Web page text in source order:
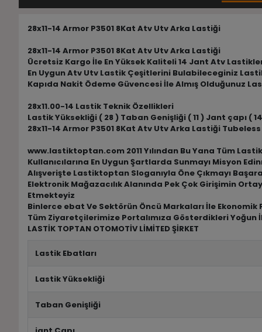
28x11-14 Armor P3501 8Kat Atv Utv Arka Lastiği
28x11-14 Armor P3501 8Kat Atv Utv Arka Lastiği
Ücretsiz Kargo İle En Yüksek Kaliteli 14 Jant Atv
En Uygun Atv Utv Lastik Çeşitlerini Bulabileceginiz
Kapıda Nakit Ödeme Güvencesi İle Almış Olduğunuz
28x11.00-14 Lastik Teknik Özellikleri
Lastik Yüksekliği ( 28 ) Taban Genişliği ( 11 ) Jant çapı (
28x11-14 Armor P3501 8Kat Atv Utv Arka Lastiği
www.lastiktoptan.com 2011 Yılından Bu Yana Tüm
Kullanıcılarına En Uygun Şartlarda Sunmayı Misyon
Alışverişte Lastiktoptan Sloganıyla Öne Çıkmayı
Elektronik Mağazacılık Alanında Pek Çok Girişimin
Etmekteyiz
Binlerce ebat Ve Sektörün Öncü Markaları İle
Tüm Ziyaretçilerimize Portalımıza Gösterdikleri Yoğun
LASTİK TOPTAN OTOMOTİV LİMİTED ŞİRKET
Lastik Ebatları
Lastik Yüksekliği
Taban Genişliği